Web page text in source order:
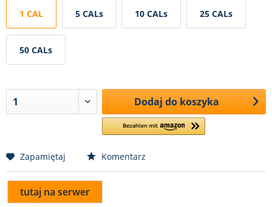
1 CAL 5 CALs 10 CALs 25 CALs
50 CALs
Dodaj do koszyka
Zapamiętaj Komentarz
tutaj na serwer